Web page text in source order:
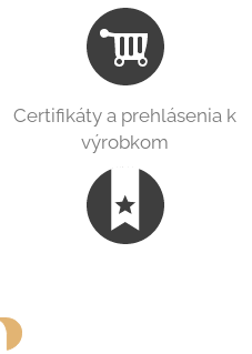
Certifikáty a prehlásenia k
výrobkom